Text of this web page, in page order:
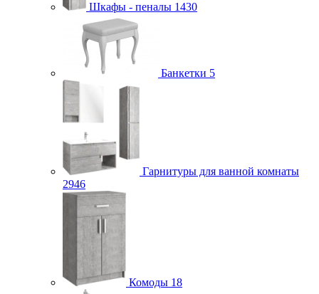
Шкафы - пеналы 1430
Банкетки 5
Гарнитуры для ванной комнаты
2946
Комоды 18